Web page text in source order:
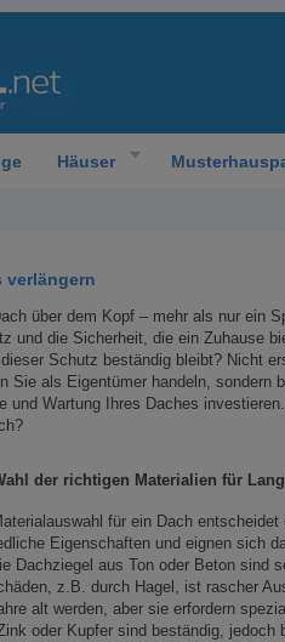
Häuser
verlängern
über dem Kopf – mehr als nur ein
und die Sicherheit, die ein Zuhause
Schutz beständig bleibt? Nicht
Sie als Eigentümer handeln, sondern
und Wartung Ihres Daches
der richtigen Materialien für
für ein Dach
Eigenschaften und eignen sich
Dachziegel aus Ton oder Beton sind
z.B. durch Hagel, ist rascher
alt werden, aber sie erfordern
oder Kupfer sind beständig, jedoch